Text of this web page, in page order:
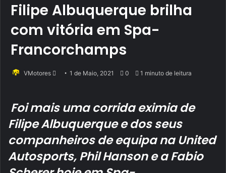
Filipe Albuquerque brilha
com vitória em Spa-
Francorchamps
VMotores
Send1 de Maio, 2021 0 1 minuto de leitura
Foi mais uma corrida eximia de
Filipe Albuquerque e dos seus
companheiros de equipa na United
Autosports, Phil Hanson e a Fabio